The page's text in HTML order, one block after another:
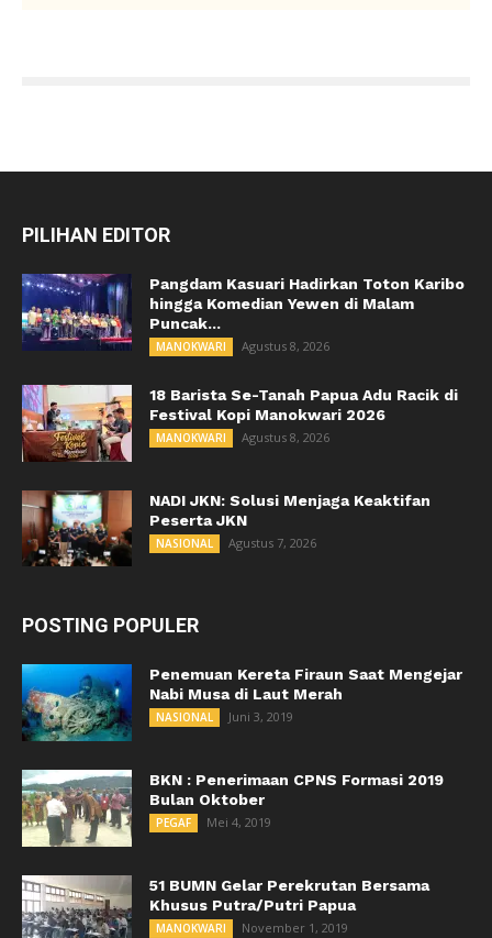
PILIHAN EDITOR
Pangdam Kasuari Hadirkan Toton Karibo
hingga Komedian Yewen di Malam
Puncak...
MANOKWARI Agustus 8, 2026
18 Barista Se-Tanah Papua Adu Racik di
Festival Kopi Manokwari 2026
MANOKWARI Agustus 8, 2026
NADI JKN: Solusi Menjaga Keaktifan
Peserta JKN
NASIONAL Agustus 7, 2026
POSTING POPULER
Penemuan Kereta Firaun Saat Mengejar
Nabi Musa di Laut Merah
NASIONAL Juni 3, 2019
BKN : Penerimaan CPNS Formasi 2019
Bulan Oktober
PEGAF Mei 4, 2019
51 BUMN Gelar Perekrutan Bersama
Khusus Putra/Putri Papua
MANOKWARI November 1, 2019